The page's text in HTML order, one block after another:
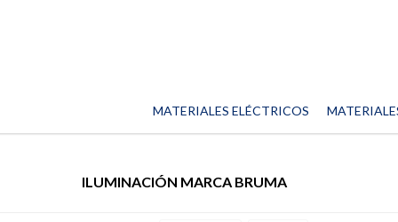
MATERIALES ELÉCTRICOS
ILUMINACIÓN MARCA BRUMA